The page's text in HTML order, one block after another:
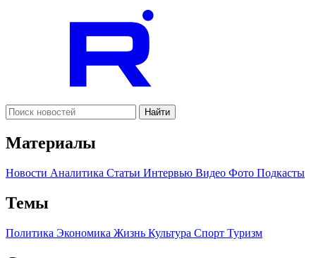
Найти
Материалы
Новости Аналитика Статьи Интервью Видео Фото Подкасты
Темы
Политика Экономика Жизнь Культура Спорт Туризм